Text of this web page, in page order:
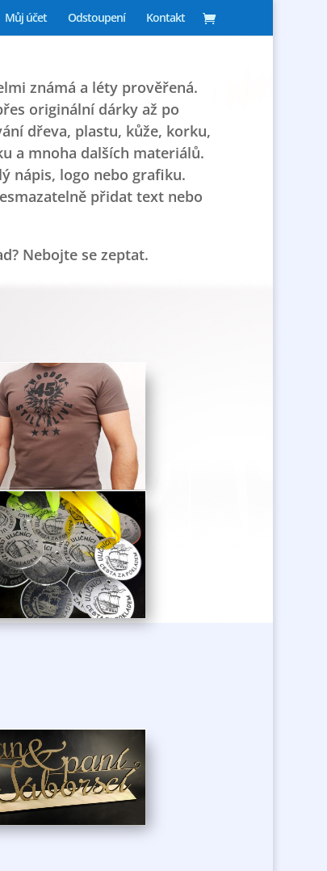
Můj účet Odstoupení Kontakt
známá a léty prověřená.
originální dárky až po
dřeva, plastu, kůže, korku,
a mnoha dalších materiálů.
nápis, logo nebo grafiku.
přidat text nebo
Nebojte se zeptat.